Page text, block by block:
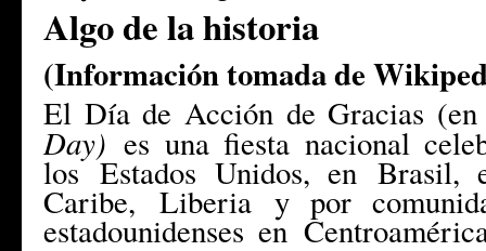
Algo de la historia
(Información tomada de
El Día de Acción de Gracias
Day) es una fiesta nacional
losEstados Unidos, en Brasil,
Caribe, Liberiay por
estadounidenses en